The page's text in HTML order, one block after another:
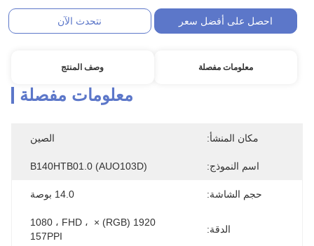
احصل على أفضل سعر نتحدث الآن
معلومات مفصلة وصف المنتج
معلومات مفصلة
مكان المنشأ: الصين
اسم النموذج: B140HTB01.0 (AUO103D)
حجم الشاشة: 14.0 بوصة
الدقة:
1920 (RGB) × 1080 ، FHD ،
157PPI